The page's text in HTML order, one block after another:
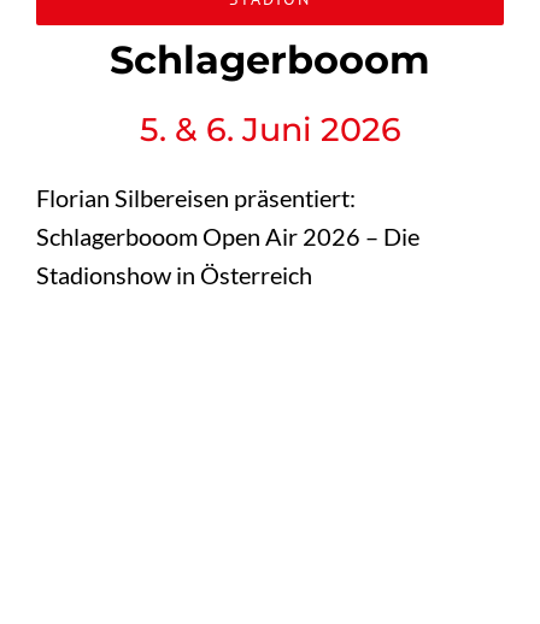
Schlagerbooom
5. & 6. Juni 2026
Florian Silbereisen präsentiert:
Schlagerbooom Open Air 2026 – Die
Stadionshow in Österreich